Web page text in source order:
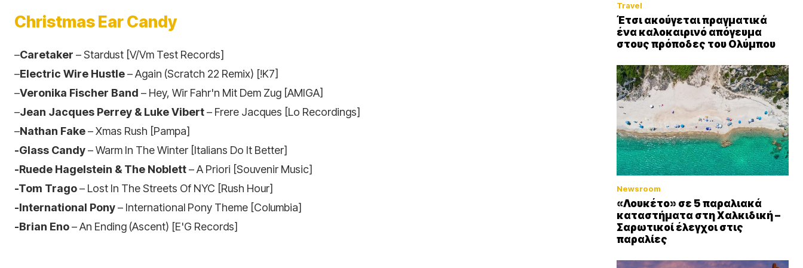
Christmas Ear Candy
–Caretaker – Stardust [V/Vm Test Records]
–Electric Wire Hustle– Again (Scratch 22 Remix) [!K7]
–Veronika Fischer Band – Hey, Wir Fahr'n Mit Dem Zug [AMIGA]
–Jean Jacques Perrey & Luke Vibert– Frere Jacques [Lo Recordings]
–Nathan Fake– Xmas Rush [Pampa]
-Glass Candy– Warm In The Winter [Italians Do It Better]
-Ruede Hagelstein & The Noblett– A Priori [Souvenir Music]
-Tom Trago– Lost In The Streets Of NYC [Rush Hour]
-International Pony– International Pony Theme [Columbia]
-Brian Eno– An Ending (Ascent) [E'G Records]
Travel
Έτσι ακούγεται πραγματικά
ένα καλοκαιρινό απόγευμα
στους πρόποδες του Ολύμπου
Newsroom
«Λουκέτο» σε 5 παραλιακά
καταστήματα στη Χαλκιδική –
Σαρωτικοί έλεγχοι στις
παραλίες